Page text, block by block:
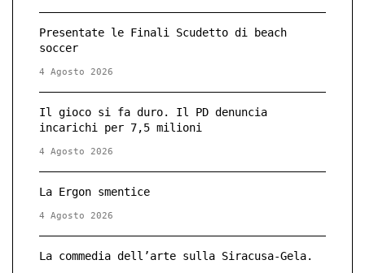
Presentate le Finali Scudetto di beach
soccer
4 Agosto 2026
Il gioco si fa duro. Il PD denuncia
incarichi per 7,5 milioni
4 Agosto 2026
La Ergon smentice
4 Agosto 2026
La commedia dell’arte sulla Siracusa-Gela.